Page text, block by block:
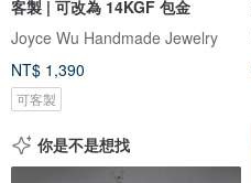
客製 | 可改為 14KGF 包金
Joyce Wu Handmade Jewelry
NT$ 1,390
可客製
你是不是想找